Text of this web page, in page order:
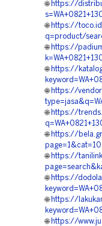
🌐 https://
🌐 https://
q=product/
🌐 https://
🌐 https://
🌐 https://
🌐 https://
🌐 https://
🌐 https://
🌐 https://
🌐 https://
🌐 https://